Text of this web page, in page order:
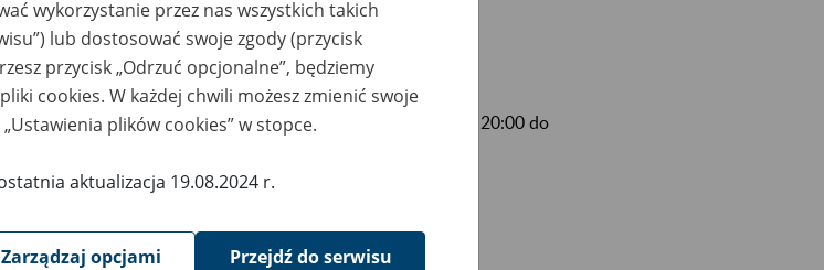
przeprowadzenia prac serwisowych, 11 czerwca od godziny 20:00 do
wykorzystanie przez nas wszystkich takich
lub dostosować swoje zgody (przycisk
przycisk „Odrzuć opcjonalne”, będziemy
cookies. W każdej chwili możesz zmienić swoje
plików cookies” w stopce.
aktualizacja 19.08.2024 r.
Zarządzaj opcjami Przejdź do serwisu